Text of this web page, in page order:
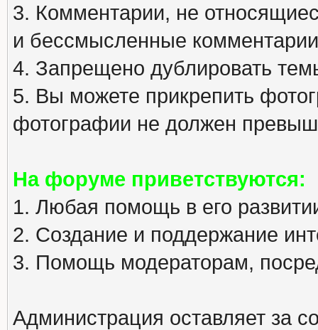
3. Комментарии, не
и бессмысленные
4. Запрещено дублировать
5. Вы можете прикрепить
фотографии не должен
На форуме приветствуются:
1. Любая помощь в его
2. Создание и поддержание
3. Помощь модераторам,
Администрация оставляет за